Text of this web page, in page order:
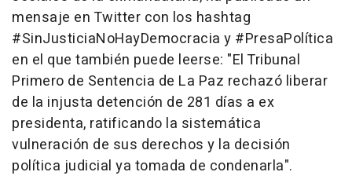
mensaje en Twitter con los hashtag
#SinJusticiaNoHayDemocracia y #PresaPolítica
en el que también puede leerse: "El Tribunal
Primero de Sentencia de La Paz rechazó liberar
de la injusta detención de 281 días a ex
presidenta, ratificando la sistemática
vulneración de sus derechos y la decisión
política judicial ya tomada de condenarla".